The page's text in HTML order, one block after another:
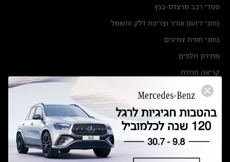
ספרי רכב מרצדס-בנץ
נתוני זיהום אוויר וצריכת דלק וחשמל
נתוני תווית צמיגים
מחירון חלפים
קריאה חוזרת
הודעה על הטבות לרכבי מרצדס בהסדר פשרה בתצ 56447-02-19
תקנון ימי מכירות 120 לכלמוביל